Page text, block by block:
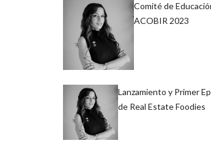
Comité de
ACOBIR 2023
Lanzamiento y Primer
de Real Estate Foodies